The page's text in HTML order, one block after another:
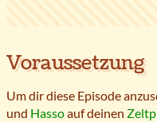
Voraussetzung
Um dir diese Episode
und Hassoauf deinen